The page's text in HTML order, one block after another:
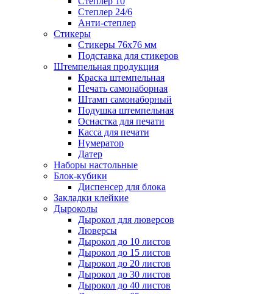
Степлер 24/6
Анти-степлер
Стикеры
Стикеры 76x76 мм
Подставка для стикеров
Штемпельная продукция
Краска штемпельная
Печать самонаборная
Штамп самонаборный
Подушка штемпельная
Оснастка для печати
Касса для печати
Нумератор
Датер
Наборы настольные
Блок-кубики
Диспенсер для блока
Закладки клейкие
Дыроколы
Дырокол для люверсов
Люверсы
Дырокол до 10 листов
Дырокол до 15 листов
Дырокол до 20 листов
Дырокол до 30 листов
Дырокол до 40 листов